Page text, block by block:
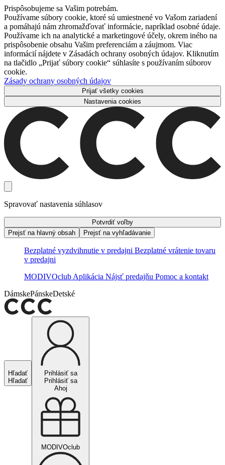
Prispôsobujeme sa Vašim potrebám.
Používame súbory cookie, ktoré sú umiestnené vo Vašom zariadení
a pomáhajú nám zhromažďovať informácie, napríklad osobné údaje.
Používame ich na analytické a marketingové účely, okrem iného na
prispôsobenie obsahu Vašim preferenciám a záujmom. Viac
informácií nájdete v Zásadách ochrany osobných údajov. Kliknutím
na tlačidlo „Prijať súbory cookie“ súhlasíte s používaním súborov
cookie.
Zásady ochrany osobných údajov
Prijať všetky cookies
Nastavenia cookies
Spravovať nastavenia súhlasov
Potvrdiť voľby
Prejsť na hlavný obsah
Prejsť na vyhľadávanie
Bezplatné vyzdvihnutie v predajni Bezplatné vrátenie tovaru
v predajni
MODIVOclub Aplikácia Nájsť predajňu Pomoc a kontakt
DámskePánskeDetské
Hľadať
Hľadať
Prihlásiť sa
Prihlásiť sa
Ahoj
MODIVOclub